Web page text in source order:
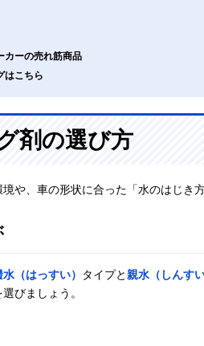
カーの売れ筋商品
はこちら
剤の選び方
や、車の形状に合った「水のはじき
水（はっすい） タイプと親水（しんすい
びましょう。